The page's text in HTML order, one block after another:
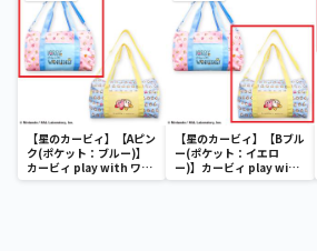
【星のカービィ】【Aピン
ク(ポケット：ブルー)】
カービィ play with ワド
ルディ ボストンバッグ
【星のカービィ】【Bブル
ー(ポケット：イエロ
ー)】カービィ play with
ワドルディ ボストンバッ